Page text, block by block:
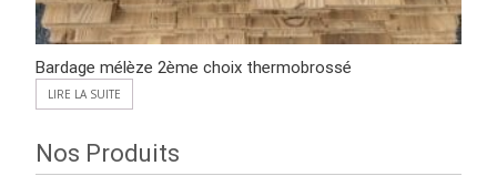
Bardage mélèze 2ème choix thermobrossé
LIRE LA SUITE
Nos Produits